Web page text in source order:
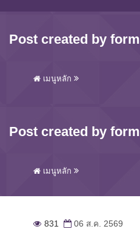
Post created by form
เมนูหลัก
Post created by form
เมนูหลัก
831 06 ส.ค. 2569